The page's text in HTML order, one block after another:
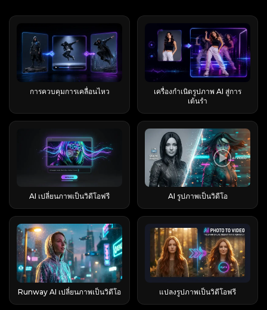
คือคำบ่นที่ได้ยินบ่อยที่สุดในโลกออนไลน์: คุณ
สามารถใช้งานได้ในแผนฟรี แต่มีข้อจำกัดอยู่ และ
บางขั้นตอนก็มีให้ใช้งานเฉพาะในแผนโปรเท่านั้น
แพ็กเกจฟรี Pro (~$9.99/เดือน) วิดีโอต่อวัน ~2
รายการ มากกว่านั้น รุ่น Lite มาตรฐาน / Turbo
อัตราส่วนภาพ 16:9 16:9 + มากกว่า ลายน้ำ มี ไม่มี
เวลารอคิวโดยประมาณ ~45 นาที (แสดงบนหน้าจอ
มักจะประมาณ 2-3 นาทีในความเป็นจริง) เร็วขึ้น ข้อ
สรุป: ทดลองใช้ฟรีจริง ๆ แต่คาดหวังได้ว่าจะมีลายน้ำ
ประมาณที่น่ากลัว โดยปกติแล้ว ระบบเก็บค่าบริการ
มักทำให้ผู้ใช้ประหลาดใจในขั้นตอนการปรับปรุง
เนื้อหา ดังนั้นอย่าคาดหวังว่าฟีเจอร์นี้จะยังคงใช้งาน
ได้ฟรี วิธีสร้างวิดีโอซูมออกโลกใน Higgsfield AI ทำ
อย่างไร? ขั้นตอนการทำงานหลักประกอบด้วยสี่ขั้น
ตอน บวกกับการตัดสินใจอีกหนึ่งขั้นตอน คุณสามารถ
เริ่มต้นจากภาพถ่ายเดี่ยวหรือจากเฟรมแรกของวิดีโอ
ของคุณก็ได้ ขั้นตอนการคลิกแทบจะเหมือนกัน ขั้น
Zoom Out เปิด Higgsfield AI และค้นหาการ
เคลื่อนไหว Earth Zoom Out (ซึ่งรวมอยู่ใน
“Effects Pack 5”) เลือกตัวเลือกนี้เพื่อเริ่มการสร้างรุ่น
ใหม่ — ซึ่งจะล็อกการถอยกล้องไว้ คุณจึงไม่ต้อง
อธิบายการเคลื่อนไหวทั้งหมดตั้งแต่ต้น ขั้นตอนที่ 2
— อัปโหลดรูปภาพ หรือบันทึกเฟรมแรกของวิดีโอ
ของคุณ สำหรับรูปภาพ ให้อัปโหลดภาพที่มีความ
ละเอียดสูงและคมชัด โดยมีตัวแบบที่ชัดเจน สำหรับ
สำหรับเขียนโค้ดของนักพัฒนา ไม่ใช่ผลิตภัณฑ์ที่คุณ
ต้องลงชื่อเข้าใช้ และ runable.app เป็นบริษัท
ซอฟต์แวร์ที่เน้นเรื่องความเป็นส่วนตัวโดยเฉพาะ ซึ่ง
ไม่มีส่วนเกี่ยวข้องกับเอเจนต์แต่อย่างใด หากคุณ
ค้นหาคำว่า “runable ai” คุณน่าจะหมายถึง
runable.com อย่างแน่นอน Runable AI เหมาะ
สำหรับใครบ้าง? Runable เหมาะสำหรับผู้ปฏิบัติงาน
นักการตลาด เจ้าของเอเจนซี่ ผู้ก่อตั้งที่ไม่เชี่ยวชาญ
ด้านเทคนิค ฟรีแลนซ์ และนักเรียน — ทุกคนที่ต้อง
รับมือกับข้อมูลป้อนเข้าที่ซับซ้อนและต้องการผลลัพธ์
ที่เป็นรูปธรรม มันไม่ใช่ตัวเลือกที่ดีนักสำหรับงาน
เขียนโปรแกรมระดับ IDE หรือสำหรับคนที่แค่
ต้องการเพื่อนคุยผ่านแชท ถ้างานของคุณคือ “สร้าง
สิ่งนั้นขึ้นมา” คุณก็คือผู้ใช้เป้าหมาย Runable AI
ทำงานอย่างไร? การเข้าใจกลไกการทำงานคือสิ่งที่
แยก "การลงมือปฏิบัติจริง" ออกจากข้อความทางการ
ตลาด Runable ทำงานบนลูปที่ทำซ้ำได้ และบน
เครื่องเสมือนที่ทำหน้าที่คลิกและสร้างโปรแกรมจริง ๆ
ขั้นตอนการทำงาน: วางแผน → แสดงภาพ → ลงมือ
ทำ → ทำซ้ำ วงจรหลักนั้นเรียบง่าย: Runable จะช่วย
ให้คุณเข้าใจเจตนาของคุณชัดเจนขึ้น แสดงตัวอย่าง
แผนงาน ลงมือทำ แล้วจึงปรับปรุงแก้ไข นิสัยการตั้ง
คำถามก่อนนั้นสำคัญกว่าที่คิด การกำหนดนิยามของ
"งานที่เสร็จสมบูรณ์" ก่อนที่จะเริ่มลงมือสร้าง จะช่วย
หลีกเลี่ยงผลลัพธ์ที่ไม่สอดคล้องกัน ซึ่งจะทำให้เสีย
เวลาและทรัพยากรโดยเปล่าประโยชน์ โหมดวางแผน
และการอนุมัติโดยมนุษย์ โหมดวางแผนคือชั้นความ
น่าเชื่อถือ ก่อนที่ Runable จะเริ่มสร้างอะไรก็ตาม มัน
รวบรวมข้อมูลจากภายนอก ระบุว่า "La Viral
Studio" เป็นผู้ก่อตั้ง และกล่าวอ้างอย่างน่าทึ่งว่า
สามารถเพิ่มรายได้ประจำปีจากศูนย์เป็น 1 ล้าน
ดอลลาร์ภายใน 20 วัน โปรดพิจารณาตัวเลขดังกล่าว
เป็นข้อมูลทางการตลาด ไม่ใช่สถิติที่ได้รับการตรวจ
สอบแล้ว เป็นตัวเลขที่ทางแบรนด์รายงานเองโดย
ไม่มีการยื่นเอกสารอย่างเป็นทางการ ดังนั้นจึงบอก
อะไรได้มากกว่าเกี่ยวกับกลยุทธ์การสื่อสารของ
แบรนด์มากกว่าผลตอบรับที่แท้จริง Flashloop
รองรับโมเดล AI ใดบ้าง? จุดเด่นที่สุดของแอปนี้อยู่ที่
รายชื่อนางแบบที่มีให้เลือกมากมายอย่างแท้จริง
สำหรับวิดีโอ คุณจะได้รับ Veo 3 (ดีที่สุดสำหรับความ
สมจริงแบบภาพถ่าย), Kling 3.0 และ 2.6 (ขึ้นชื่อ
เรื่องการรักษาความสม่ำเสมอของตัวละครในแต่ละ
ฉาก), รวมถึง Sora 2, Seedance 1.5 และ 2.0, Wan
2.6 และ Grok Imagine สำหรับการประมวลผลภาพ
ระบบจะใช้ซอฟต์แวร์ Nano Banana Pro และ 2,
FLUX 2 และ GPT Image 2 ข้อควรจำ: เลือกใช้ Veo
3 เมื่อต้องการภาพที่สมจริง เลือกใช้ Kling เมื่อตัว
ละครต้องดูเหมือนเดิมในทุกฉาก และเลือกใช้
Seedance หรือ Sora สำหรับภาพเคลื่อนไหวที่มีสไตล์
การที่ทุกอย่างรวมอยู่ในที่เดียวกันนี่แหละคือจุดขาย
ที่แท้จริง การแปลงข้อความเป็นวิดีโอ กับ การแปลง
รูปภาพเป็นวิดีโอ: สิ่งที่คุณสามารถสร้างได้จริงนั้น มี
สองเส้นทางหลัก การแปลงข้อความเป็นวิดีโอจะสร้าง
คลิปโดยตรงจากข้อความที่เขียนไว้ ในขณะที่การ
แปลงรูปภาพเป็นวิดีโอจะสร้างภาพเคลื่อนไหวจากรูป
ถ่ายที่คุณป้อน ทำให้คุณควบคุมผลลัพธ์ได้มากขึ้น
เดียวิดีโอ AI ยอดนิยมล่าสุดที่สร้างขึ้นด้วย Viggle AI
ข้อมูล ข้อความแจ้ง และการตั้งค่าหลักที่ใช้ในการ
สร้างวิดีโอนั้นได้ หากต้องการดูตัวอย่างเพิ่มเติม เพียง
คลิก “ดูเพิ่มเติม” เพื่อดูวิดีโอที่ผู้ใช้สร้างขึ้นเพิ่มเติม
แม้ว่าหน้าแรกจะมีตัวอย่างต่างๆ เช่น การร้องเพลง
และเต้นรำ การสร้างมีม และเทมเพลตด่วนอื่นๆ แต่
ส่วนใหญ่แล้วตัวอย่างเหล่านี้ทำงานโดยใช้ฟีเจอร์
"ผสมวิดีโอ" ของ Viggle AI เป็นหลัก ในขั้นตอนการ
ทำงานนี้ ผู้ใช้สามารถสร้างวิดีโอได้โดยไม่ต้องเขียน
คำแนะนำโดยละเอียด อย่างไรก็ตาม ผลลัพธ์ที่ได้อาจ
ดูไม่เป็นธรรมชาติ โดยเฉพาะอย่างยิ่งเมื่อตัวละครดู
เหมือนลอยอยู่เหนือเลเยอร์วิดีโอต้นฉบับ
ปรากฏการณ์ "เลเยอร์ลอยตัว" นี้จะได้รับการแก้ไขใน
เร็วๆ นี้ด้วยฟีเจอร์ควบคุมการเคลื่อนไหวที่จะเปิดตัว
ใน AI Image to Video เส้นทางที่สอง: แปลง
ข้อความเป็นวิดีโอ คลิก “แปลงข้อความเป็นวิดีโอ”
ทางด้านซ้ายเพื่อเข้าสู่หน้าสร้างวิดีโอของ Viggle AI
ในหน้านี้ Viggle AI ยังแนะนำตัวอย่างวิดีโอ AI ยอด
นิยมตามการใช้งานที่แพร่หลายและรูปแบบการ
สร้างสรรค์อีกด้วย คุณสามารถคลิกวิดีโอแนะนำเพื่อ
คัดลอกการตั้งค่าเดียวกันไปยังพื้นที่ทำงานแก้ไข จาก
นั้นศึกษาโครงสร้างคำแนะนำ ทิศทางภาพ และการ
ตั้งค่าการสร้างวิดีโอได้ สำหรับผู้ใช้ที่ต้องการสร้าง
วิดีโอ AI ที่ดูดีขึ้น คำแนะนำสำเร็จรูปไม่ได้เป็นเพียง
แค่แม่แบบที่คัดลอกวางได้เท่านั้น สิ่งเหล่านี้คือสื่อ
การเรียนรู้ การศึกษาว่าครีเอเตอร์คนอื่นๆ บรรยายตัว
ละคร การกระทำ ฉาก สไตล์กล้อง และบรรยากาศทาง
เข้าถึงฟังก์ชันแชท การสร้างภาพ การสร้างวิดีโอ และ
เครื่องมือเพิ่มประสิทธิภาพการทำงานผ่านบัญชีเดียว
โดยทั้งหมดนี้ใช้เครดิตร่วมกัน คุณสมบัติหลักและ
โมเดล AI ที่มีให้ใช้งาน แพลตฟอร์มนี้ครอบคลุม
หลายหมวดหมู่หลัก: คุณสมบัติทุกรุ่นดึงข้อมูลจาก
ยอดคงเหลือเครดิตเดียวกัน ซึ่งทำให้การทำความ
เข้าใจต้นทุนเครดิตเป็นสิ่งสำคัญ EaseMate AI
เหมาะสำหรับใครมากที่สุด? แพลตฟอร์มนี้ดึงดูด
นักเรียนที่ใช้เครื่องมือทางการศึกษา ผู้สร้างเนื้อหาที่
สร้างสื่อภาพสำหรับช่องทางต่างๆ มากที่สุด ผู้ที่กำลัง
ศึกษาโมเดล AI ต่างๆ ก็จะได้รับประโยชน์จากการเข้า
ถึงแบบแพ็กเกจแทนที่จะต้องจัดการการสมัครสมาชิก
หลายรายการ ระบบสินเชื่อ AI ของ EaseMate
ทำงานอย่างไร ก่อนที่จะใช้จ่ายอะไรก็ตาม ควร
ทำความเข้าใจวิธีการทำงานของระบบเศรษฐกิจสิน
เชื่อเสียก่อน แนวคิดนั้นเรียบง่าย แต่มีรายละเอียด
ปลีกย่อยหลายอย่างที่ทำให้ผู้ใช้ใหม่สับสน เครดิตคือ
อะไรและใช้อย่างไร เครดิตทำหน้าที่เป็นสกุลเงิน
ภายในของ EaseMate โดยมีอัตราประมาณ 1
ดอลลาร์สหรัฐฯ = 100 เครดิต แต่ละรุ่น ไม่ว่าจะเป็น
รูปภาพ วิดีโอ หรือการตอบแชทแบบปรับปรุง จะหัก
คะแนนเป็นจำนวนที่กำหนดไว้ ค่าใช้จ่ายจะ
เปลี่ยนแปลงไปตามระดับคุณภาพของโมเดลและ
ความละเอียดของผลลัพธ์ และการหักค่าใช้จ่ายจะเกิด
ขึ้นในแต่ละรุ่น ไม่ใช่ในแต่ละเซสชัน ค่าใช้จ่าย
เครดิตตามฟีเจอร์: การแชท การสร้างภาพ และวิดีโอ
Luna” ไม่ได้หมายถึงผลิตภัณฑ์ใดผลิตภัณฑ์หนึ่งโดย
เฉพาะ ส่งผลให้เกิดภูมิทัศน์ที่กระจัดกระจายของ
เครื่องมือ ตัวแทน หุ่นยนต์ และตัวตนเสมือนจริงใน
อุตสาหกรรมที่แตกต่างกันอย่างสิ้นเชิง เหตุใด
ผลิตภัณฑ์ AI จำนวนมากจึงใช้ชื่อว่า Luna “Luna”
— ภาษาละตินแปลว่าดวงจันทร์ — สื่อถึงความฉลาด
ความสง่างาม และความลึกลับ จึงเป็นชื่อที่ดึงดูดใจ
อย่างยิ่งสำหรับการสร้างแบรนด์ AI เช่นเดียวกับที่
"Alexa" กลายเป็นคำที่ใช้เรียกแทนผู้ช่วยเสียงทั่วไป
"Luna" ก็ได้กลายเป็นชื่อผลิตภัณฑ์ AI มาตรฐานทั่ว
โลกโดยอิสระเช่นกัน เหล่าครีเอเตอร์บน Reddit ที่
สร้างตัวละคร AI มักเลือกใช้ชื่อ "Luna" โดยไม่มีข้อ
ตกลงร่วมกัน ซึ่งเป็นการยืนยันว่าชื่อนี้เป็นชื่อยอดนิยม
สำหรับตัวละคร AI วิธีใช้คู่มือนี้เพื่อค้นหาหมวดหมู่
ผลิตภัณฑ์ Luna ของคุณ ส่วนผลิตภัณฑ์ การติดต่อ
ลูกค้าเป้าหมาย Luna.ai ด้านล่าง ระบบรักษาความ
ปลอดภัยภายในบ้าน LunaHome ด้านล่าง การ
จัดการโครงการด้วย Luna.ai ด้านล่าง โปรโตคอล
ทดลองค้าปลีก Andon Labs Luna ด้านล่าง หุ่นยนต์
ฮิวมานอยด์ LimX Luna ด้านล่าง การผลิตเพลง
Universal Audio LUNA ด้านล่าง Luna.ai — การ
ส่งอีเมลเย็นและการติดต่อลูกค้าเป้าหมายด้วย AI
Luna.ai เป็นแพลตฟอร์มการขายแบบอัตโนมัติที่มอง
เห็นได้ชัดเจนที่สุดในเชิงพาณิชย์ ซึ่งจัดการการค้นหา
ลูกค้าเป้าหมายตั้งแต่ต้นจนจบ คุณสมบัติหลักและวิธี
การทำงานของ Luna.ai แพลตฟอร์มนี้ดึงข้อมูลจาก
การควบคุมการเคลื่อนไหว
เครื่องกำเนิดรูปภาพ AI สู่การ
เต้นรำ
AI เปลี่ยนภาพเป็นวิดีโอฟรี AI รูปภาพเป็นวิดีโอ
Runway AI เปลี่ยนภาพเป็นวิดีโอ แปลงรูปภาพเป็นวิดีโอฟรี